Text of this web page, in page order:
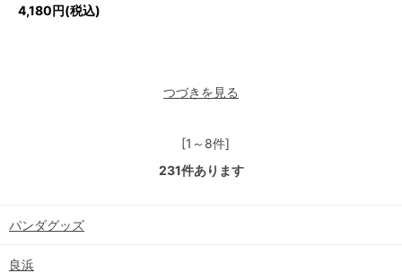
4,180円(税込)
つづきを見る
[1～8件]
231件あります
パンダグッズ
良浜